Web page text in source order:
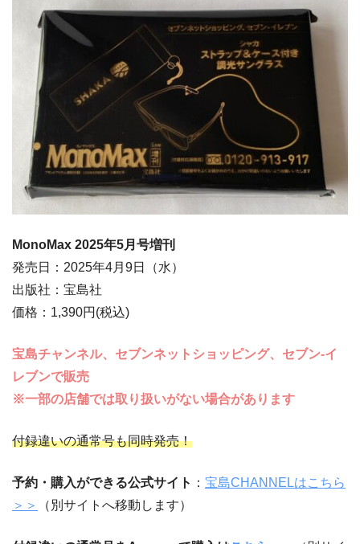
MonoMax 2025年5月 号増刊
発売日：2025年4月9日（水）
出版社：宝島社
価格：1,390円(税込)
宝島チャンネル、セブンネットショッピング、セブン‐イ
レブンで販売
※一部の店舗では取り扱いがない場合があります
付録違いの通常号も同時発売！
予約・購入ができる公式サイト ： 宝島CHANNELはこちら
＞＞
（別サイトへ移動します）